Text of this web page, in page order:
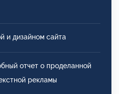
и дизайном сайта
отчет о проделанной
рекламы